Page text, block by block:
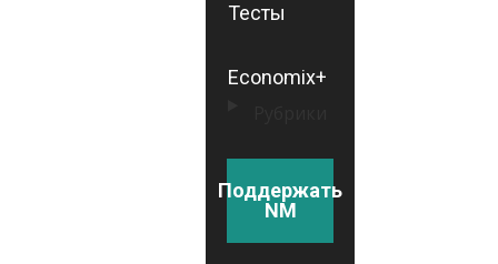
Тесты
Economix+
Поддержать
NM